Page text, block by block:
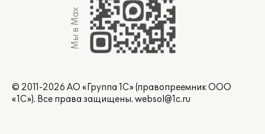
Мы в Max
© 2011-2026 АО «Группа 1С» (правопреемник ООО
«1С»). Все права защищены. websol@1c.ru